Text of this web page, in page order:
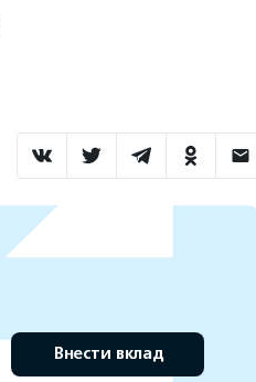
Внести вклад